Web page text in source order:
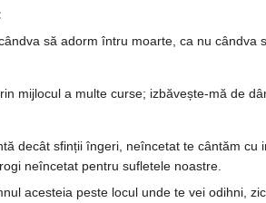
să adorm întru moar­te, ca nu
mijlocul a multe curse; izbăvește-mă de
decât sfinții în­geri, neîn­cetat te cântăm
ne­încetat pentru su­fletele noastre.
acesteia peste locul unde te vei odihni,